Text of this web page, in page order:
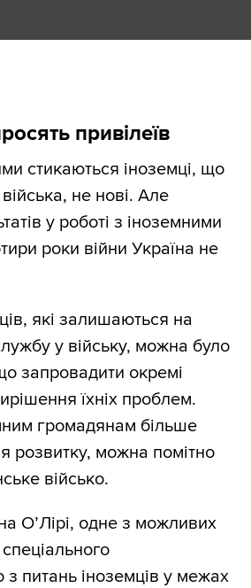
привілеїв
стикаються іноземці, що
не нові. Але
у роботі з іноземними
роки війни Україна не
які залишаються на
у війську, можна було
запровадити окремі
їхніх проблем.
громадянам більше
розвитку, можна помітно
військо.
О’Лірі, одне з можливих
питань іноземців у межах